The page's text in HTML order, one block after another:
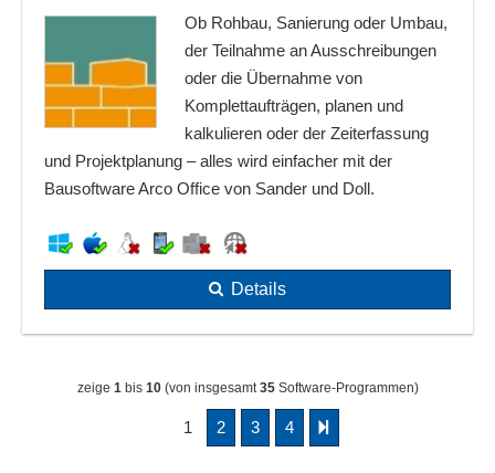
Ob Rohbau, Sanierung oder Umbau,
der Teilnahme an Ausschreibungen
oder die Übernahme von
Komplettaufträgen, planen und
kalkulieren oder der Zeiterfassung
und Projektplanung – alles wird einfacher mit der
Bausoftware Arco Office von Sander und Doll.
Details
zeige 1bis 10(von insgesamt35Software-Programmen)
1 2 3 4